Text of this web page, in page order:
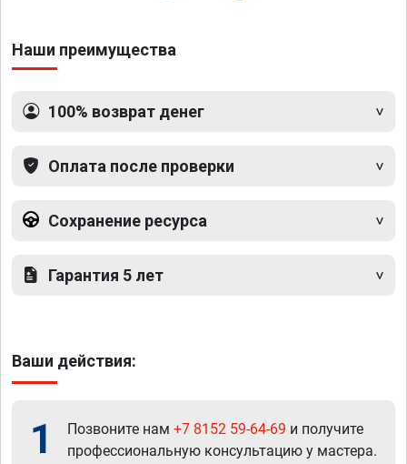
Наши преимущества
100% возврат денег
Оплата после проверки
Сохранение ресурса
Гарантия 5 лет
Ваши действия:
1 Позвоните нам +7 8152 59-64-69 и получите
профессиональную консультацию у мастера.